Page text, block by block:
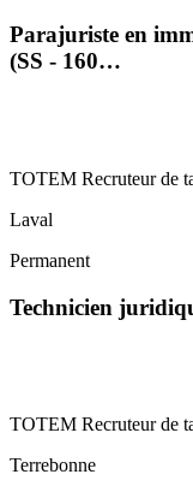
Parajuriste en
(SS - 160…
TOTEM Recruteur de
Laval
Permanent
Technicien
TOTEM Recruteur de
Terrebonne